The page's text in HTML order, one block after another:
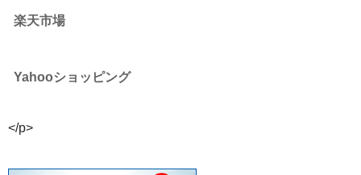
楽天市場
Yahooショッピング
</p>